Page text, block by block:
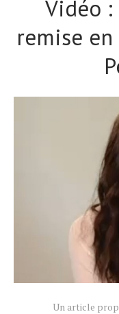
Vidéo
remise
Un article
Tous nos articles